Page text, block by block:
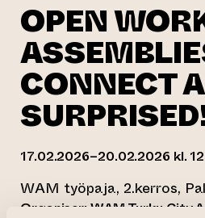
OPEN
CONNECT
17.02.2026–20.02.2026 kl.
WAM työpaja, 2.kerros,
Organiser:WAM Turku City